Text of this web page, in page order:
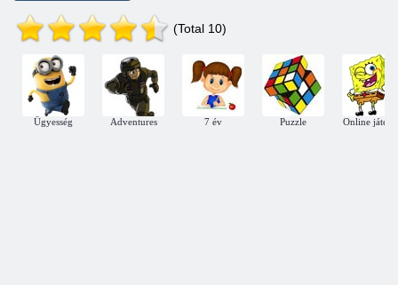
(Total 10)
Ügyesség Adventures 7 év Puzzle Online